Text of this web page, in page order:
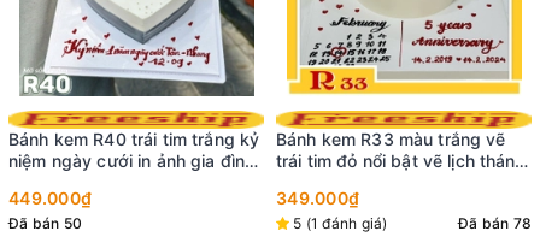
Bánh kem R40 trái tim trắng kỷ
niệm ngày cưới in ảnh gia đình
449.000₫
Đã bán 50
Bánh kem R33 màu trắng vẽ
trái tim đỏ nổi bật vẽ lịch tháng
349.000₫
5 (1 đánh giá) Đã bán 78